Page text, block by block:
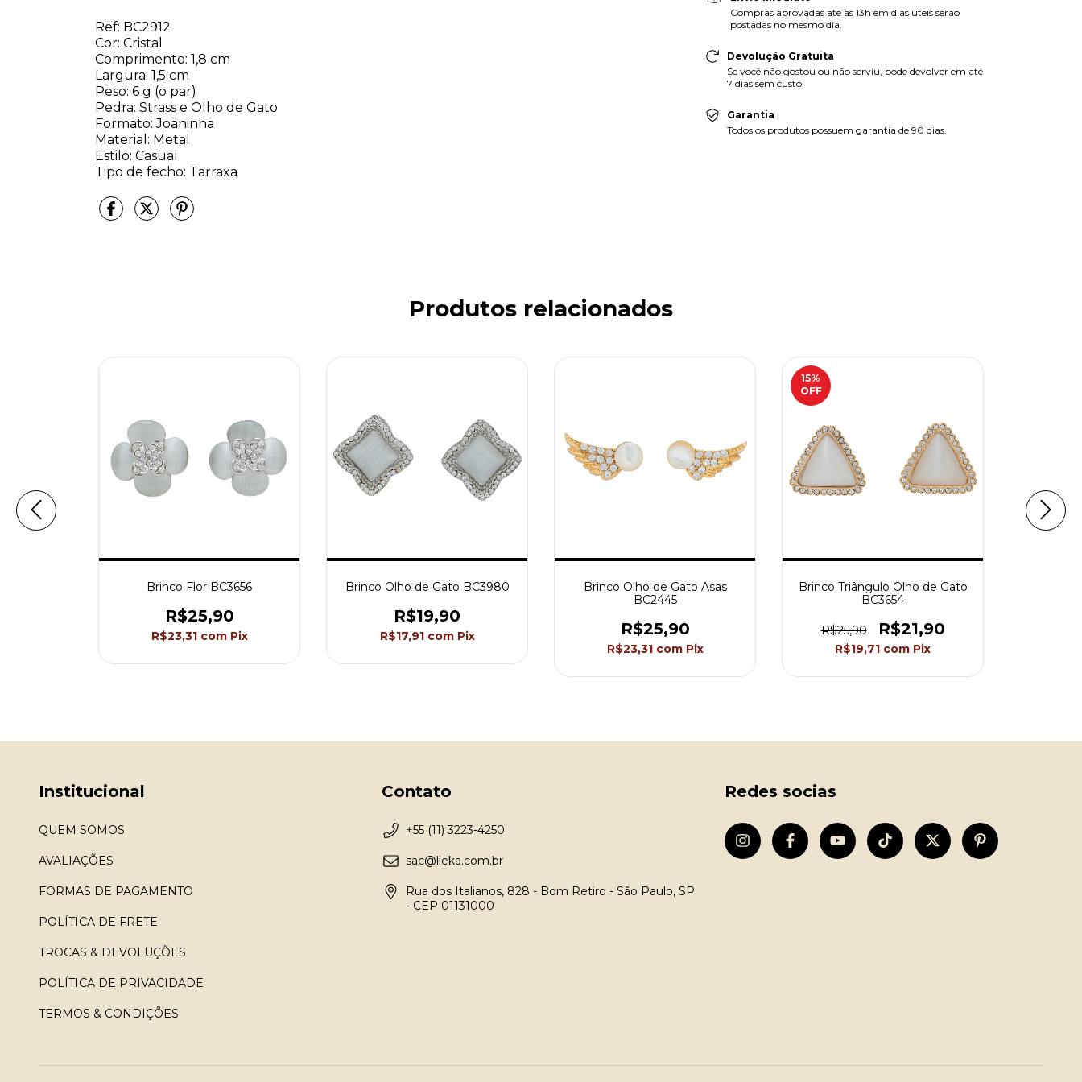
Ref: BC2912
Cor: Cristal
Comprimento: 1,8 cm
Largura: 1,5 cm
Peso: 6 g (o par)
Pedra: Strass e Olho de Gato
Formato: Joaninha
Material: Metal
Estilo: Casual
Tipo de fecho: Tarraxa
Compras aprovadas até às 13h em dias úteis serão
postadas no mesmo dia.
Devolução Gratuita
Se você não gostou ou não serviu, pode devolver em até
7 dias sem custo.
Garantia
Todos os produtos possuem garantia de 90 dias.
Produtos relacionados
Brinco Flor BC3656
R$25,90
R$23,31 com Pix
Brinco Olho de Gato BC3980
R$19,90
R$17,91 com Pix
Brinco Olho de Gato Asas
BC2445
R$25,90
R$23,31 com Pix
15%
OFF
Brinco Triângulo Olho de Gato
BC3654
R$25,90 R$21,90
R$19,71 com Pix
Institucional
QUEM SOMOS
AVALIAÇÕES
FORMAS DE PAGAMENTO
POLÍTICA DE FRETE
TROCAS & DEVOLUÇÕES
POLÍTICA DE PRIVACIDADE
TERMOS & CONDIÇÕES
Contato
+55 (11) 3223-4250
sac@lieka.com.br
Rua dos Italianos, 828 - Bom Retiro - São Paulo, SP
- CEP 01131000
Redes socias